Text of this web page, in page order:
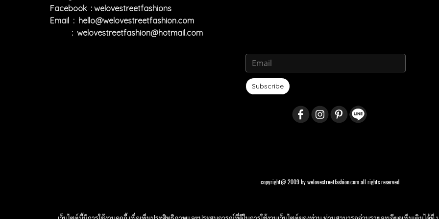
Facebook : welovestreetfashions
Email : hello@welovestreetfashion.com
: welovestreetfashion@hotmail.com
Subscribe
copyright@ 2009 by welovestreetfashion.com all rights reserved